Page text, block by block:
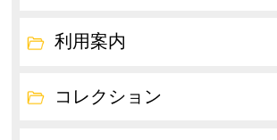
利用案内
コレクション